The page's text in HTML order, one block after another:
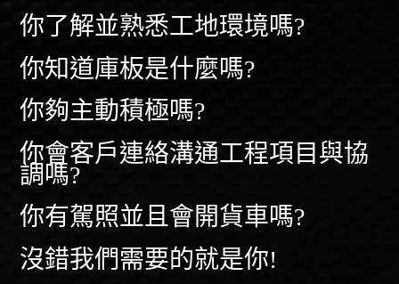
你了解並熟悉工地環境嗎?
你知道庫板是什麼嗎?
你夠主動積極嗎?
你會客戶連絡溝通工程項目與協
調嗎?
你有駕照並且會開貨車嗎?
沒錯我們需要的就是你!